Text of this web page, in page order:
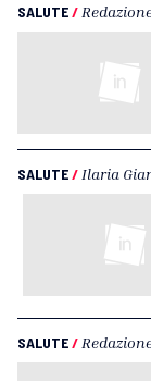
SALUTE/
SALUTE/ Ilaria
SALUTE/